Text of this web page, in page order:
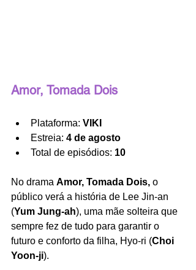
Amor, Tomada Dois
Plataforma: VIKI
Estreia: 4 de agosto
Total de episódios: 10
No drama Amor, Tomada Dois, o
público verá a história de Lee Jin-an
(Yum Jung-ah), uma mãe solteira que
sempre fez de tudo para garantir o
futuro e conforto da filha, Hyo-ri (Choi
Yoon-ji).